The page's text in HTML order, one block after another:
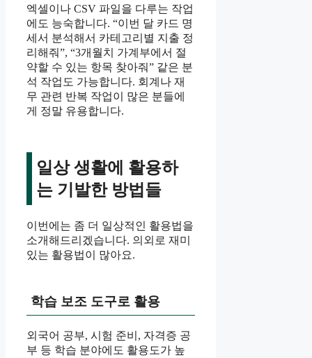
엑셀이나 CSV 파일을 다루는 작업
에도 능숙합니다. “이번 달 카드 명
세서 분석해서 카테고리별 지출 정
리해줘”, “3개월치 가계부에서 절
약할 수 있는 항목 찾아줘” 같은 분
석 작업도 가능합니다. 회계나 재
무 관련 반복 작업이 많은 분들에
게 정말 유용합니다.
일상 생활에 활용하
는 기발한 방법들
이번에는 좀 더 일상적인 활용법을
소개해드리겠습니다. 의외로 재미
있는 활용법이 많아요.
학습 보조 도구로 활용
외국어 공부, 시험 준비, 자격증 공
부 등 학습 분야에도 활용도가 높